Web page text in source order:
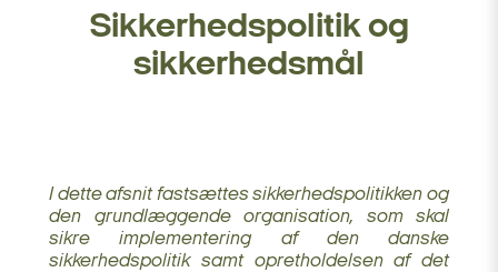
Sikkerhedspolitik og
sikkerhedsmål
I dette afsnit fastsættes sikkerhedspolitikken og
den grundlæggende organisation, som skal
sikre implementering af den danske
sikkerhedspolitik samt opretholdelsen af det